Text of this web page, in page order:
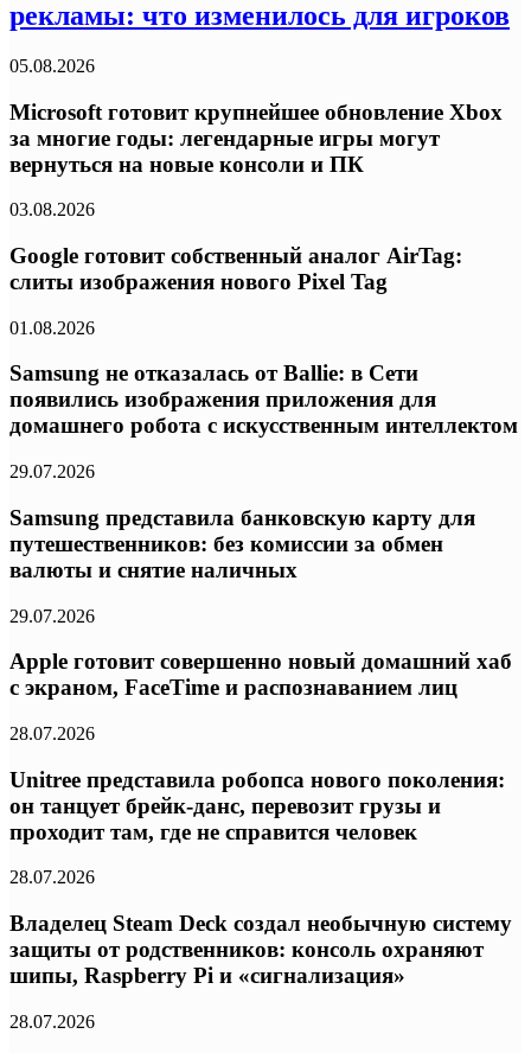
рекламы: что изменилось для игроков
05.08.2026
Microsoft готовит крупнейшее обновление Xbox
за многие годы: легендарные игры могут
вернуться на новые консоли и ПК
03.08.2026
Google готовит собственный аналог AirTag:
слиты изображения нового Pixel Tag
01.08.2026
Samsung не отказалась от Ballie: в Сети
появились изображения приложения для
домашнего робота с искусственным интеллектом
29.07.2026
Samsung представила банковскую карту для
путешественников: без комиссии за обмен
валюты и снятие наличных
29.07.2026
Apple готовит совершенно новый домашний хаб
с экраном, FaceTime и распознаванием лиц
28.07.2026
Unitree представила робопса нового поколения:
он танцует брейк-данс, перевозит грузы и
проходит там, где не справится человек
28.07.2026
Владелец Steam Deck создал необычную систему
защиты от родственников: консоль охраняют
шипы, Raspberry Pi и «сигнализация»
28.07.2026